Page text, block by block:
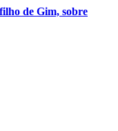
de Gim, sobre